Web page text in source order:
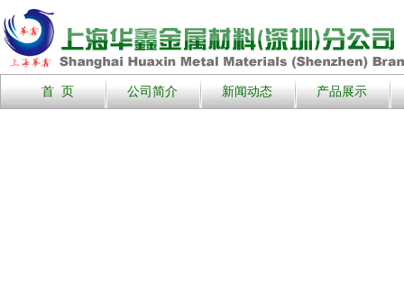
首 页 公司简介 新闻动态 产品展示